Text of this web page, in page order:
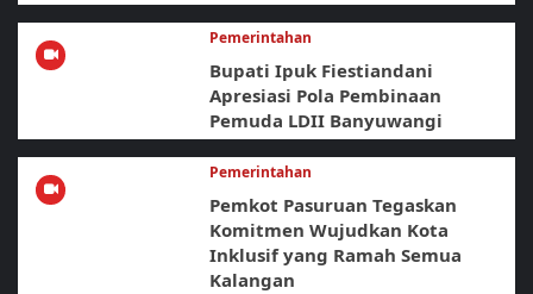
Pemerintahan
Bupati Ipuk Fiestiandani
Apresiasi Pola Pembinaan
Pemuda LDII Banyuwangi
Pemerintahan
Pemkot Pasuruan Tegaskan
Komitmen Wujudkan Kota
Inklusif yang Ramah Semua
Kalangan